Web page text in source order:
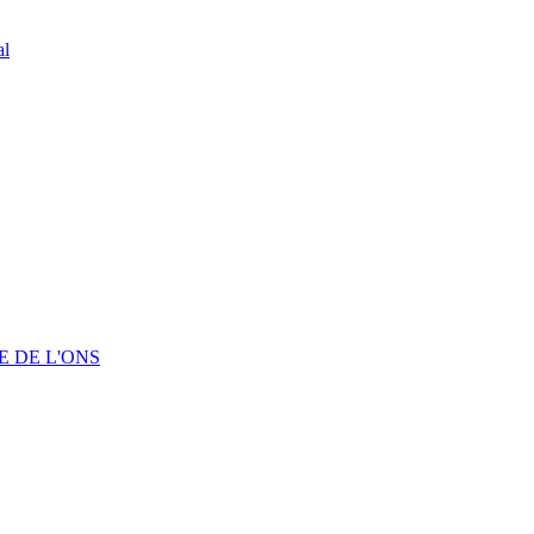
DE L'ONS